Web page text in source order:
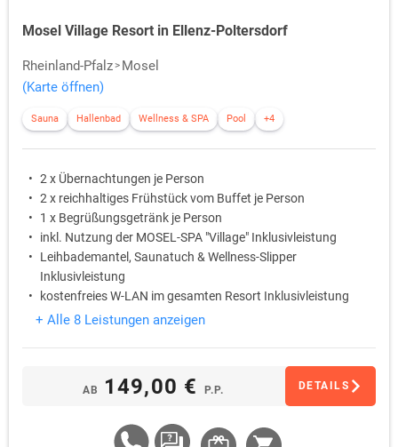
Mosel Village Resort in Ellenz-Poltersdorf
Rheinland-Pfalz
Mosel
(Karte öffnen)
Sauna Hallenbad Wellness & SPA Pool +4
2 x Übernachtungen je Person
2 x reichhaltiges Frühstück vom Buffet je Person
1 x Begrüßungsgetränk je Person
inkl. Nutzung der MOSEL-SPA "Village" Inklusivleistung
Leihbademantel, Saunatuch & Wellness-Slipper
Inklusivleistung
kostenfreies W-LAN im gesamten Resort Inklusivleistung
+ Alle 8 Leistungen anzeigen
AB 149,00 € P.P. DETAILS